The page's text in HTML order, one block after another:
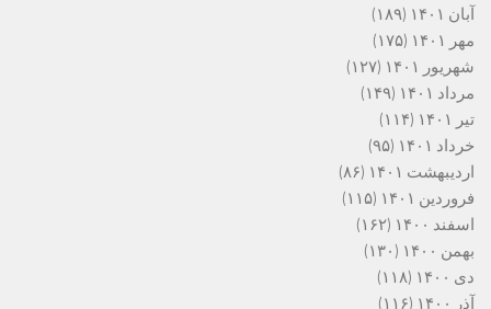
آبان ۱۴۰۱
(۱۸۹)
مهر ۱۴۰۱
(۱۷۵)
شهریور ۱۴۰۱
(۱۲۷)
مرداد ۱۴۰۱
(۱۴۹)
تیر ۱۴۰۱
(۱۱۴)
خرداد ۱۴۰۱
(۹۵)
اردیبهشت ۱۴۰۱
(۸۶)
فروردین ۱۴۰۱
(۱۱۵)
اسفند ۱۴۰۰
(۱۶۲)
بهمن ۱۴۰۰
(۱۳۰)
دی ۱۴۰۰
(۱۱۸)
آذر ۱۴۰۰
(۱۱۶)